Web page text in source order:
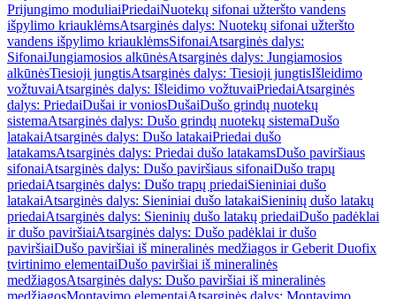
Prijungimo moduliaiPriedaiNuotekų sifonai užteršto vandens
išpylimo kriauklėmsAtsarginės dalys: Nuotekų sifonai užteršto
vandens išpylimo kriauklėmsSifonaiAtsarginės dalys:
SifonaiJungiamosios alkūnėsAtsarginės dalys: Jungiamosios
alkūnėsTiesioji jungtisAtsarginės dalys: Tiesioji jungtisIšleidimo
vožtuvaiAtsarginės dalys: Išleidimo vožtuvaiPriedaiAtsarginės
dalys: PriedaiDušai ir voniosDušaiDušo grindų nuotekų
sistemaAtsarginės dalys: Dušo grindų nuotekų sistemaDušo
latakaiAtsarginės dalys: Dušo latakaiPriedai dušo
latakamsAtsarginės dalys: Priedai dušo latakamsDušo paviršiaus
sifonaiAtsarginės dalys: Dušo paviršiaus sifonaiDušo trapų
priedaiAtsarginės dalys: Dušo trapų priedaiSieniniai dušo
latakaiAtsarginės dalys: Sieniniai dušo latakaiSieninių dušo latakų
priedaiAtsarginės dalys: Sieninių dušo latakų priedaiDušo padėklai
ir dušo paviršiaiAtsarginės dalys: Dušo padėklai ir dušo
paviršiaiDušo paviršiai iš mineralinės medžiagos ir Geberit Duofix
tvirtinimo elementaiDušo paviršiai iš mineralinės
medžiagosAtsarginės dalys: Dušo paviršiai iš mineralinės
medžiagosMontavimo elementaiAtsarginės dalys: Montavimo